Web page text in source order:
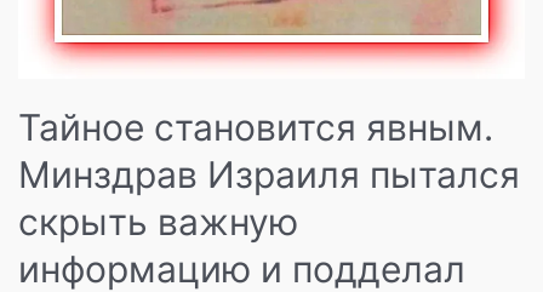
этом
«вакцин»
против
«Ковид»
Тайное становится явным.
Минздрав Израиля пытался
скрыть важную
информацию и подделал